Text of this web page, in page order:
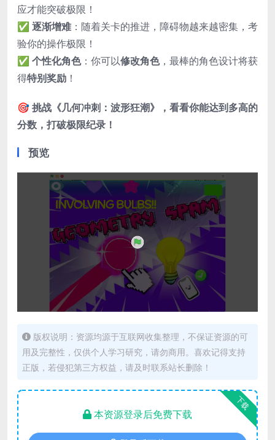
应才能突破极限！
✅ 逐渐增难：随着关卡的推进，障碍物越来越密集，考
验你的操作极限！
✅ 个性化角色：你可以修改角色，最棒的角色设计将获
得特别奖励 ！
🎯挑战《几何冲刺：波形狂潮》，看看你能达到多高的
分数，打破极限纪录！
预览
版权说明：资源均源于互联网收集整理，不保证资源的可
用及完整性，仅供个人学习研究，请勿商用。喜欢记得支持
正版，若侵犯第三方权益，请及时联系站长删除！
下载
本资源登录后免费下载